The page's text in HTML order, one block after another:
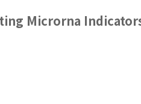
Microrna